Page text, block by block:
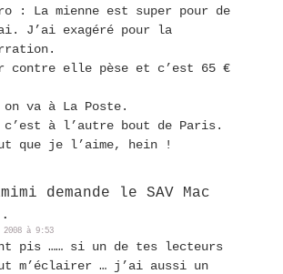
: La mienne est super pour de
J’ai exagéré pour la
contre elle pèse et c’est 65 €
on va à La Poste.
c’est à l’autre bout de Paris.
que je l’aime, hein !
demande le SAV Mac
2008 à 9:53
pis …… si un de tes lecteurs
m’éclairer … j’ai aussi un